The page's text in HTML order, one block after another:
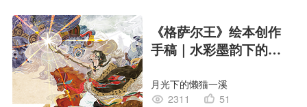
《格萨尔王》绘本创作
手稿｜水彩墨韵下的史
月光下的懒猫一溪
2311
51